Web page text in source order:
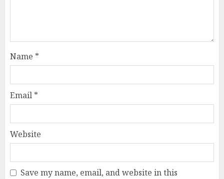
Name *
Email *
Website
Save my name, email, and website in this